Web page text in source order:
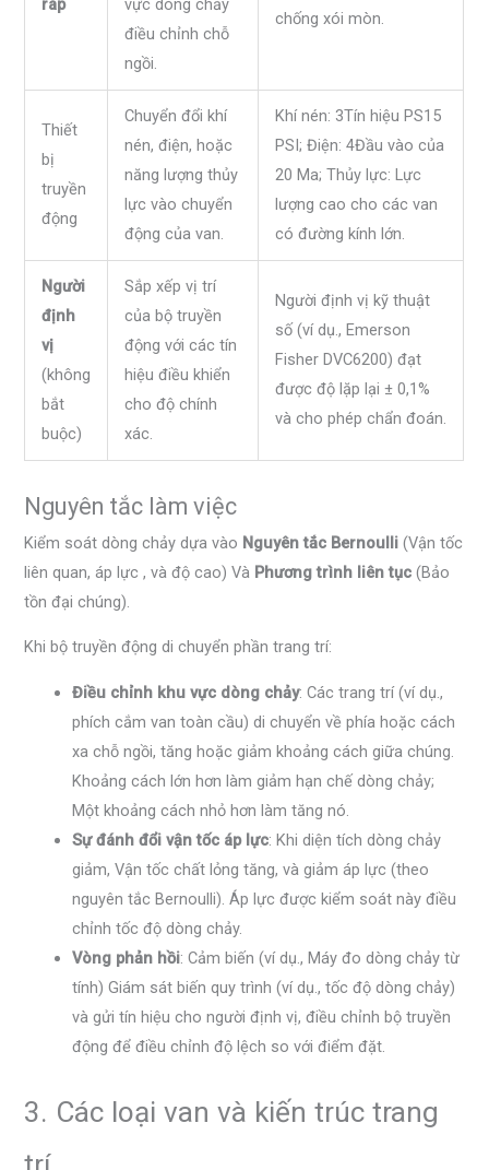
ráp
vực dòng chảy
điều chỉnh chỗ
ngồi.
chống xói mòn.
Thiết
bị
truyền
động
Chuyển đổi khí
nén, điện, hoặc
năng lượng thủy
lực vào chuyển
động của van.
Khí nén: 3Tín hiệu PS15
PSI; Điện: 4Đầu vào của
20 Ma; Thủy lực: Lực
lượng cao cho các van
có đường kính lớn.
Người
định
vị
(không
bắt
buộc)
Sắp xếp vị trí
của bộ truyền
động với các tín
hiệu điều khiển
cho độ chính
xác.
Người định vị kỹ thuật
số (ví dụ., Emerson
Fisher DVC6200) đạt
được độ lặp lại ± 0,1%
và cho phép chẩn đoán.
Nguyên tắc làm việc
Kiểm soát dòng chảy dựa vào Nguyên tắc Bernoulli (Vận tốc
liên quan, áp lực , và độ cao) Và Phương trình liên tục (Bảo
tồn đại chúng).
Khi bộ truyền động di chuyển phần trang trí:
Điều chỉnh khu vực dòng chảy: Các trang trí (ví dụ.,
phích cắm van toàn cầu) di chuyển về phía hoặc cách
xa chỗ ngồi, tăng hoặc giảm khoảng cách giữa chúng.
Khoảng cách lớn hơn làm giảm hạn chế dòng chảy;
Một khoảng cách nhỏ hơn làm tăng nó.
Sự đánh đổi vận tốc áp lực: Khi diện tích dòng chảy
giảm, Vận tốc chất lỏng tăng, và giảm áp lực (theo
nguyên tắc Bernoulli). Áp lực được kiểm soát này điều
chỉnh tốc độ dòng chảy.
Vòng phản hồi: Cảm biến (ví dụ., Máy đo dòng chảy từ
tính) Giám sát biến quy trình (ví dụ., tốc độ dòng chảy)
và gửi tín hiệu cho người định vị, điều chỉnh bộ truyền
động để điều chỉnh độ lệch so với điểm đặt.
3. Các loại van và kiến ​​trúc trang